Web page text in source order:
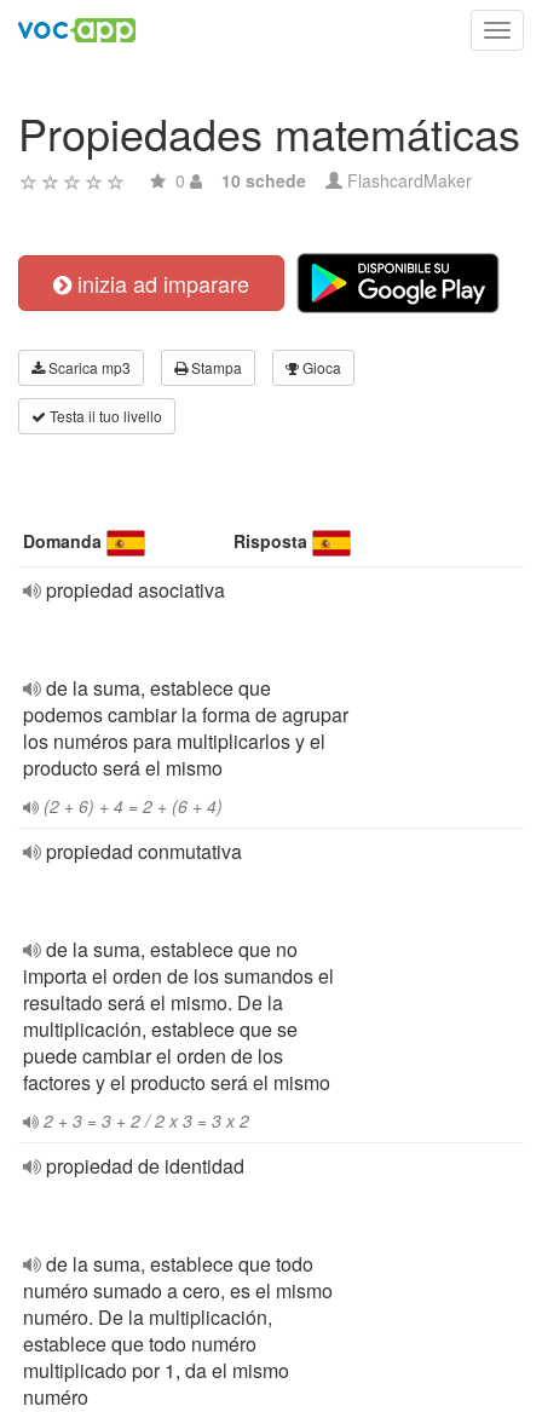
Propiedades matemáticas
0 10 schede FlashcardMaker
inizia ad imparare
Scarica mp3 Stampa Gioca
Testa il tuo livello
Domanda Risposta
propiedad asociativa
de la suma, establece que
podemos cambiar la forma de agrupar
los numéros para multiplicarlos y el
producto será el mismo
(2 + 6) + 4 = 2 + (6 + 4)
propiedad conmutativa
de la suma, establece que no
importa el orden de los sumandos el
resultado será el mismo. De la
multiplicación, establece que se
puede cambiar el orden de los
factores y el producto será el mismo
2 + 3 = 3 + 2 / 2 x 3 = 3 x 2
propiedad de identidad
de la suma, establece que todo
numéro sumado a cero, es el mismo
numéro. De la multiplicación,
establece que todo numéro
multiplicado por 1, da el mismo
numéro